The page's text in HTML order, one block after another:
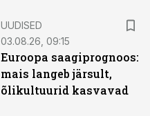
UUDISED
03.08.26, 09:15
Euroopa saagiprognoos:
mais langeb järsult,
õlikultuurid kasvavad